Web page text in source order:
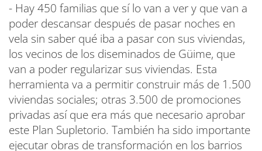
- Hay 450 familias que sí lo van a ver y que van a
poder descansar después de pasar noches en
vela sin saber qué iba a pasar con sus viviendas,
los vecinos de los diseminados de Güime, que
van a poder regularizar sus viviendas. Esta
herramienta va a permitir construir más de 1.500
viviendas sociales; otras 3.500 de promociones
privadas así que era más que necesario aprobar
este Plan Supletorio. También ha sido importante
ejecutar obras de transformación en los barrios